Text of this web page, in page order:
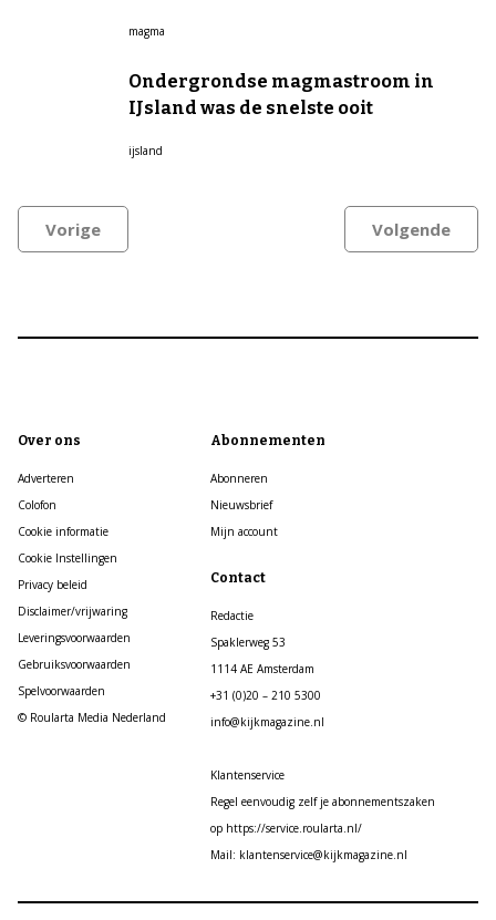
magma
Ondergrondse magmastroom in
IJsland was de snelste ooit
ijsland
Vorige Volgende
Over ons
Adverteren
Colofon
Cookie informatie
Cookie Instellingen
Privacy beleid
Disclaimer/vrijwaring
Leveringsvoorwaarden
Gebruiksvoorwaarden
Spelvoorwaarden
© Roularta Media Nederland
Abonnementen
Abonneren
Nieuwsbrief
Mijn account
Contact
Redactie
Spaklerweg 53
1114 AE Amsterdam
+31 (0)20 – 210 5300
info@kijkmagazine.nl
Klantenservice
Regel eenvoudig zelf je abonnementszaken
op https://service.roularta.nl/
Mail: klantenservice@kijkmagazine.nl